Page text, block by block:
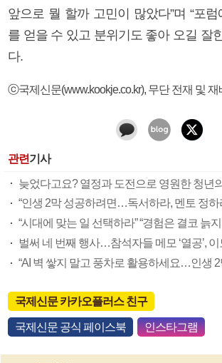
앞으로 뭘 할까 고민이 많았다”며 “포
를 얻을 수 있고 분위기도 좋아 오길 잘
다.
ⓒ국제신문(www.kookje.co.kr), 무단 전재 및 재
관련기사
늦었다고요? 열정과 도전으로 영원한 청년
“인생 2막 성공하려면…독서하라, 멘토 정하
“시대에 맞는 일 선택하라” “경험은 결코 늙
“AI 벽 쌓지 말고 풍차로 활용하세요…인생 2
국제신문 카카오플러스 친구
국제신문 공식 페이스북 인스타그램